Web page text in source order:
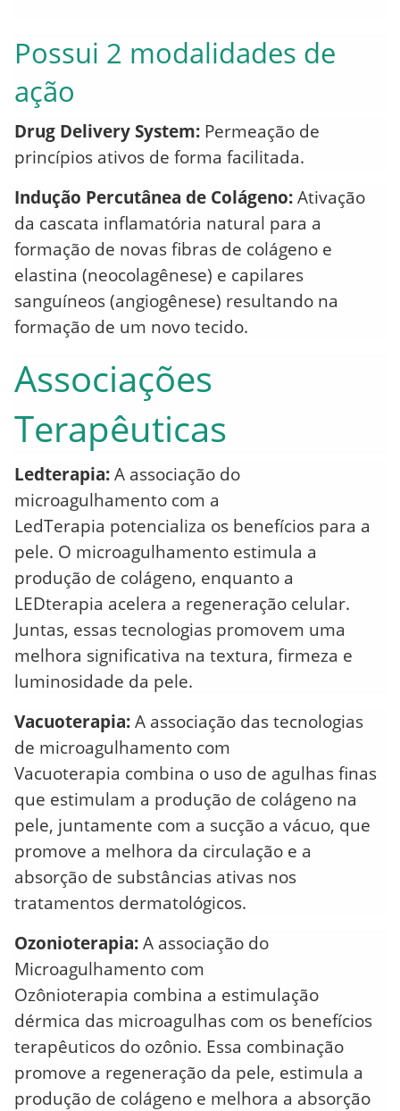
Possui 2 modalidades de
ação
Drug Delivery System: Permeação de
princípios ativos de forma facilitada.
Indução Percutânea de Colágeno: Ativação
da cascata inflamatória natural para a
formação de novas fibras de colágeno e
elastina (neocolagênese) e capilares
sanguíneos (angiogênese) resultando na
formação de um novo tecido.
Associações
Terapêuticas
Ledterapia: A associação do
microagulhamento com a
LedTerapia potencializa os benefícios para a
pele. O microagulhamento estimula a
produção de colágeno, enquanto a
LEDterapia acelera a regeneração celular.
Juntas, essas tecnologias promovem uma
melhora significativa na textura, firmeza e
luminosidade da pele.
Vacuoterapia: A associação das tecnologias
de microagulhamento com
Vacuoterapia combina o uso de agulhas finas
que estimulam a produção de colágeno na
pele, juntamente com a sucção a vácuo, que
promove a melhora da circulação e a
absorção de substâncias ativas nos
tratamentos dermatológicos.
Ozonioterapia: A associação do
Microagulhamento com
Ozônioterapia combina a estimulação
dérmica das microagulhas com os benefícios
terapêuticos do ozônio. Essa combinação
promove a regeneração da pele, estimula a
produção de colágeno e melhora a absorção